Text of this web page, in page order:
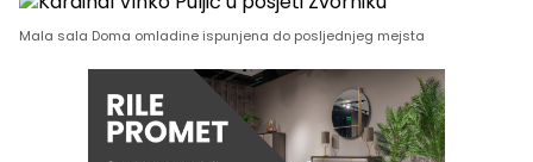
Mala sala Doma omladine ispunjena do posljednjeg mejsta